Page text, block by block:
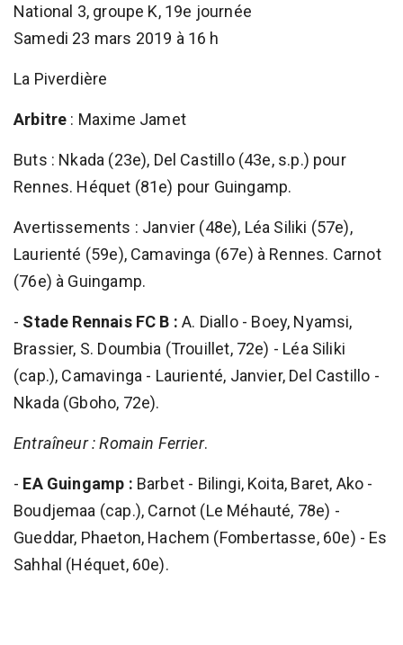
National 3, groupe K, 19e journée
Samedi 23 mars 2019 à 16 h
La Piverdière
Arbitre : Maxime Jamet
Buts : Nkada (23e), Del Castillo (43e, s.p.) pour
Rennes. Héquet (81e) pour Guingamp.
Avertissements : Janvier (48e), Léa Siliki (57e),
Laurienté (59e), Camavinga (67e) à Rennes. Carnot
(76e) à Guingamp.
- Stade Rennais FC B : A. Diallo - Boey, Nyamsi,
Brassier, S. Doumbia (Trouillet, 72e) - Léa Siliki
(cap.), Camavinga - Laurienté, Janvier, Del Castillo -
Nkada (Gboho, 72e).
Entraîneur : Romain Ferrier.
- EA Guingamp : Barbet - Bilingi, Koita, Baret, Ako -
Boudjemaa (cap.), Carnot (Le Méhauté, 78e) -
Gueddar, Phaeton, Hachem (Fombertasse, 60e) - Es
Sahhal (Héquet, 60e).